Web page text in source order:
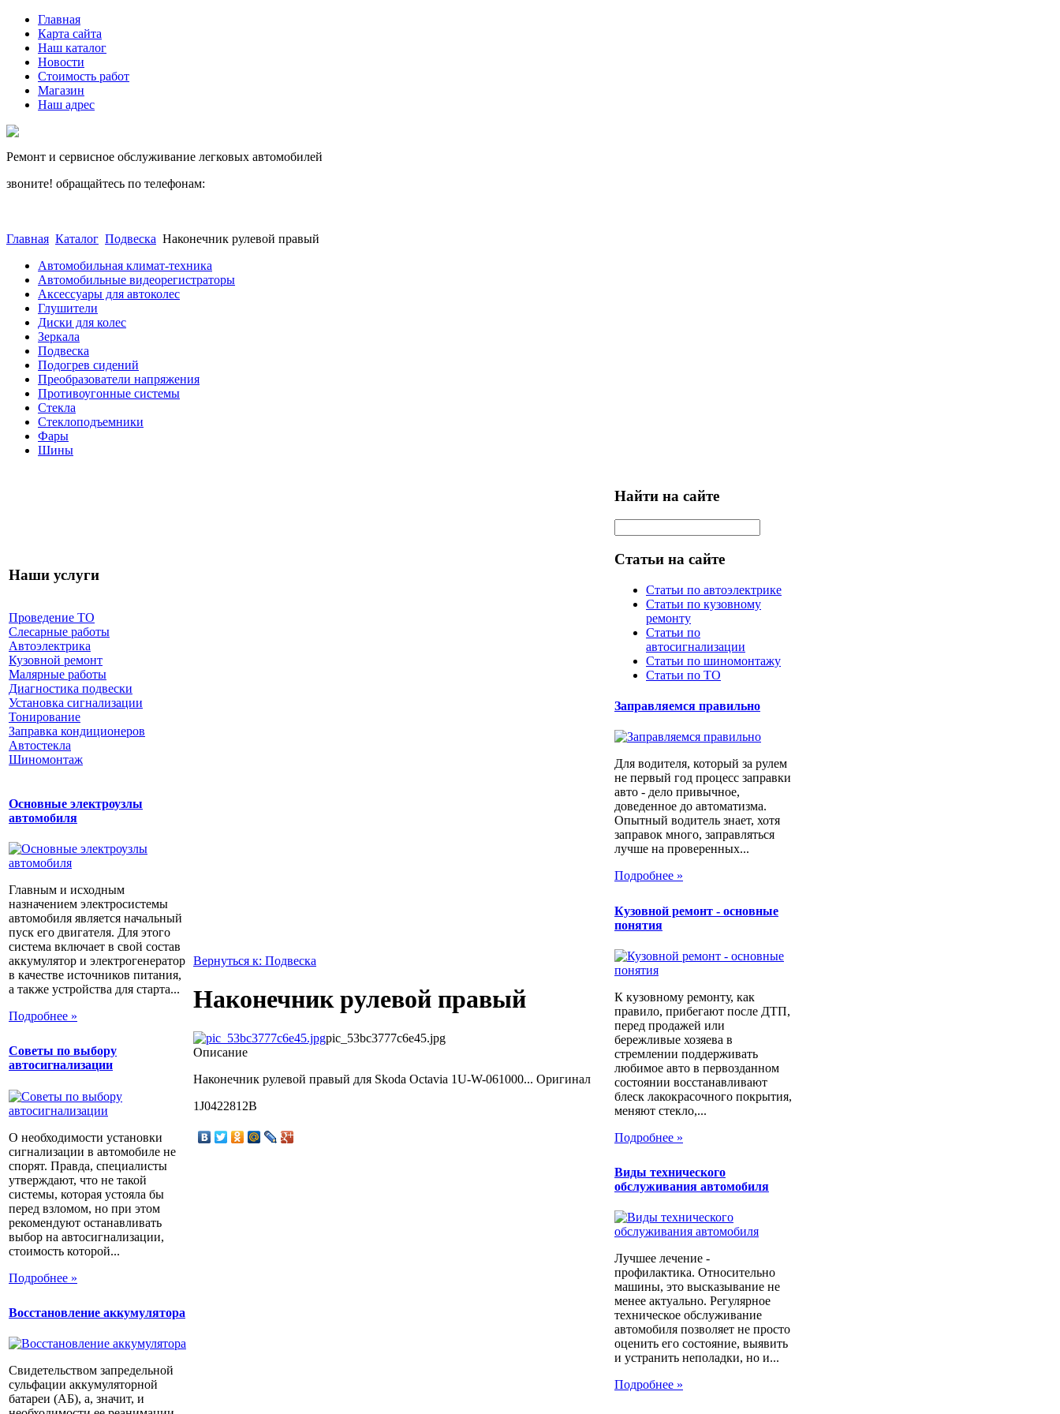
Главная
Карта сайта
Наш каталог
Новости
Стоимость работ
Магазин
Наш адрес
Ремонт и сервисное обслуживание легковых автомобилей
звоните! обращайтесь по телефонам:
Главная Каталог Подвеска Наконечник рулевой правый
Автомобильная климат-техника
Автомобильные видеорегистраторы
Аксессуары для автоколес
Глушители
Диски для колес
Зеркала
Подвеска
Подогрев сидений
Преобразователи напряжения
Противоугонные системы
Стекла
Стеклоподъемники
Фары
Шины
Наши услуги
Проведение ТО
Слесарные работы
Автоэлектрика
Кузовной ремонт
Малярные работы
Диагностика подвески
Установка сигнализации
Тонирование
Заправка кондиционеров
Автостекла
Шиномонтаж
Основные электроузлы
автомобиля
Главным и исходным
назначением электросистемы
автомобиля является начальный
пуск его двигателя. Для этого
система включает в свой состав
аккумулятор и электрогенератор
в качестве источников питания,
а также устройства для старта...
Подробнее »
Советы по выбору
автосигнализации
О необходимости установки
сигнализации в автомобиле не
спорят. Правда, специалисты
утверждают, что не такой
системы, которая устояла бы
перед взломом, но при этом
рекомендуют останавливать
выбор на автосигнализации,
стоимость которой...
Подробнее »
Восстановление аккумулятора
Свидетельством запредельной
сульфации аккумуляторной
батареи (АБ), а, значит, и
Вернуться к: Подвеска
Наконечник рулевой правый
pic_53bc3777c6e45.jpg
Описание
Наконечник рулевой правый для Skoda Octavia 1U-W-061000... Оригинал
1J0422812B
Найти на сайте
Статьи на сайте
Статьи по автоэлектрике
Статьи по кузовному
ремонту
Статьи по
автосигнализации
Статьи по шиномонтажу
Статьи по ТО
Заправляемся правильно
Для водителя, который за рулем
не первый год процесс заправки
авто - дело привычное,
доведенное до автоматизма.
Опытный водитель знает, хотя
заправок много, заправляться
лучше на проверенных...
Подробнее »
Кузовной ремонт - основные
понятия
К кузовному ремонту, как
правило, прибегают после ДТП,
перед продажей или
бережливые хозяева в
стремлении поддерживать
любимое авто в первозданном
состоянии восстанавливают
блеск лакокрасочного покрытия,
меняют стекло,...
Подробнее »
Виды технического
обслуживания автомобиля
Лучшее лечение -
профилактика. Относительно
машины, это высказывание не
менее актуально. Регулярное
техническое обслуживание
автомобиля позволяет не просто
оценить его состояние, выявить
и устранить неполадки, но и...
Подробнее »